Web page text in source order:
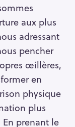
aux plus
adressant
pencher
œillères,
en
physique
plus
prenant le